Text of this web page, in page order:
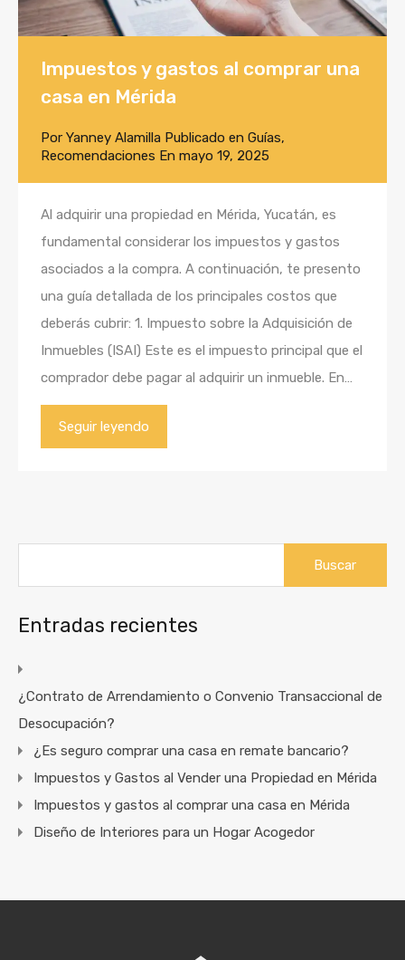
Impuestos y gastos al comprar una
casa en Mérida
Por Yanney Alamilla Publicado en Guías,
Recomendaciones En mayo 19, 2025
Al adquirir una propiedad en Mérida, Yucatán, es
fundamental considerar los impuestos y gastos
asociados a la compra. A continuación, te presento
una guía detallada de los principales costos que
deberás cubrir: 1. Impuesto sobre la Adquisición de
Inmuebles (ISAI) Este es el impuesto principal que el
comprador debe pagar al adquirir un inmueble. En…
Seguir leyendo
Entradas recientes
¿Contrato de Arrendamiento o Convenio Transaccional de
Desocupación?
¿Es seguro comprar una casa en remate bancario?
Impuestos y Gastos al Vender una Propiedad en Mérida
Impuestos y gastos al comprar una casa en Mérida
Diseño de Interiores para un Hogar Acogedor